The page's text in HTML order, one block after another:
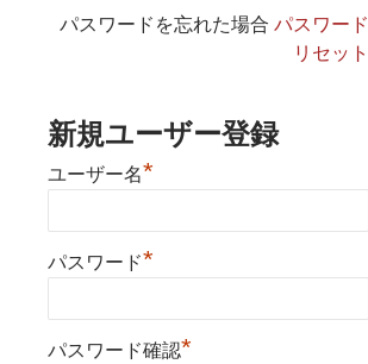
パスワードを忘れた場合パスワード
リセット
新規ユーザー登録
ユーザー名*
パスワード*
パスワード確認*